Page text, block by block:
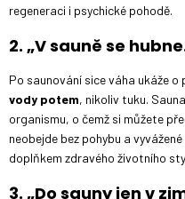
regeneraci i psychické pohodě.
2. „V sauně se
Po saunování sice váha ukáže o
vody potem, nikoliv tuku.
organismu, o čemž si můžete
neobejde bez pohybu a
doplňkem zdravého životního
3. „Do sauny jen v